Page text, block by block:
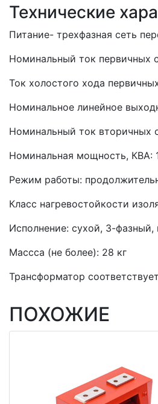
Технические
Питание- трехфазная сеть
Номинальный ток первичных
Ток холостого хода
Номинальное линейное
Номинальный ток вторичных
Номинальная мощность, КВА:
Режим работы:
Класс нагревостойкости
Исполнение: сухой, 3-
Массса (не более): 28 кг
Трансформатор
ПОХОЖИЕ